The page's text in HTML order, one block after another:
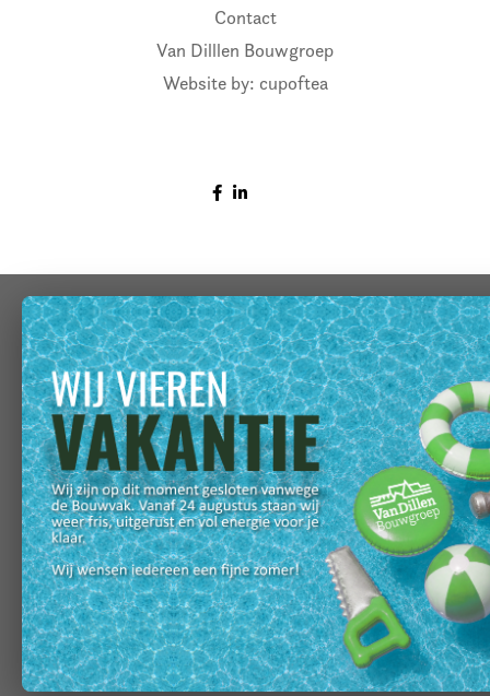
Contact
Van Dilllen Bouwgroep
Website by: cupoftea